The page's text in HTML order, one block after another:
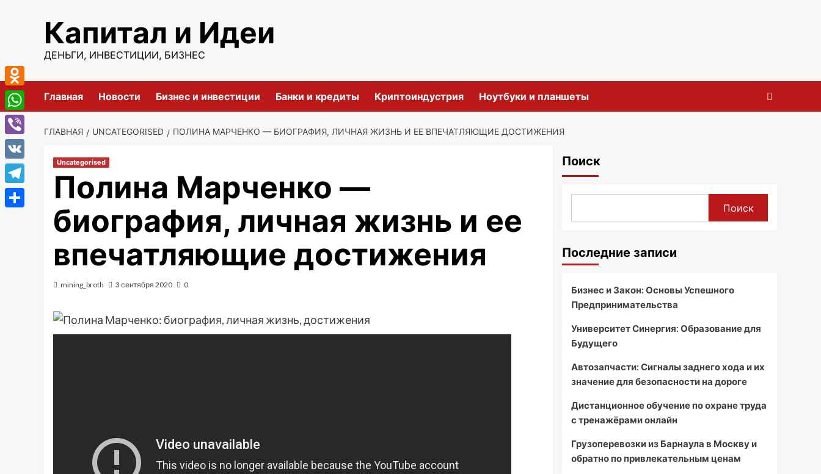
содержимомуКапитал и Идеи
ДЕНЬГИ, ИНВЕСТИЦИИ, БИЗНЕС
Главная Новости Бизнес и инвестиции Банки и кредиты Криптоиндустрия Ноутбуки и планшеты
ГЛАВНАЯ UNCATEGORISED ПОЛИНА МАРЧЕНКО — БИОГРАФИЯ, ЛИЧНАЯ ЖИЗНЬ И ЕЕ ВПЕЧАТЛЯЮЩИЕ ДОСТИЖЕНИЯ
Uncategorised
Полина Марченко —
биография, личная жизнь и ее
впечатляющие достижения
mining_broth 3 сентября 2020 0
Поиск
Поиск
Последние записи
Бизнес и Закон: Основы Успешного
Предпринимательства
Университет Синергия: Образование для
Будущего
Автозапчасти: Сигналы заднего хода и их
значение для безопасности на дороге
Дистанционное обучение по охране труда
с тренажёрами онлайн
Грузоперевозки из Барнаула в Москву и
обратно по привлекательным ценам
Odnoklassniki
WhatsApp
Viber
VK
Telegram
Отправить